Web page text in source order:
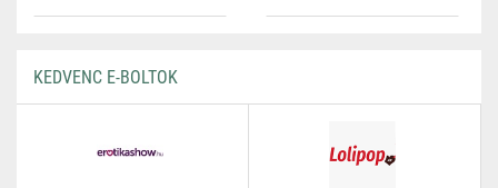
KEDVENC E-BOLTOK